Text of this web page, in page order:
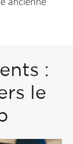
:
le